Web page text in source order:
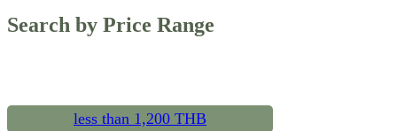
Search by Price Range
less than 1,200 THB